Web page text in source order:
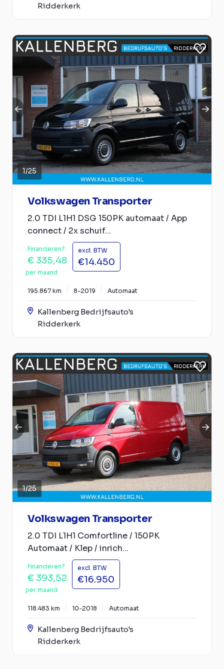
Ridderkerk
1/25
Volkswagen Transporter
2.0 TDI L1H1 DSG 150PK automaat / App
connect / 2x schuif...
Financieren?
€ 335,48
per maand
excl. BTW
€14.450
195.867 km 8-2019 Automaat
Kallenberg Bedrijfsauto's
Ridderkerk
1/25
Volkswagen Transporter
2.0 TDI L1H1 Comfortline / 150PK
Automaat / Klep / inrich...
Financieren?
€ 393,52
per maand
excl. BTW
€16.950
118.483 km 10-2018 Automaat
Kallenberg Bedrijfsauto's
Ridderkerk